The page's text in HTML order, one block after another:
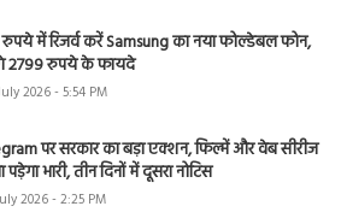
में रिजर्व करें Samsung का नया फोल्डेबल फोन,
2799 रुपये के फायदे
2026 - 5:54 PM
पर सरकार का बड़ा एक्शन, फिल्में और वेब सीरीज
भारी, तीन दिनों में दूसरा नोटिस
2026 - 2:25 PM